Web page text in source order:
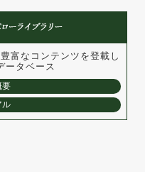
富なコンテンツを登載し
ータベース
要
ル